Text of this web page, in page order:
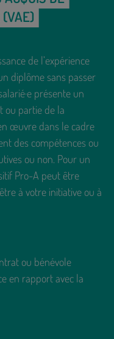
(VAE)
de l’expérience
diplôme sans passer
présente un
ou partie de la
œuvre dans le cadre
des compétences ou
ou non. Pour un
Pro-A peut être
à votre initiative ou à
ou bénévole
en rapport avec la